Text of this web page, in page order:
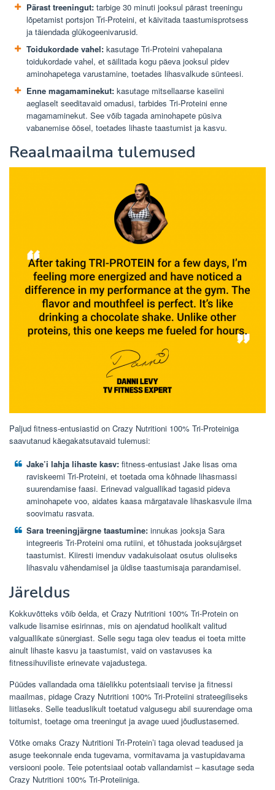
Pärast treeningut: tarbige 30 minuti jooksul pärast treeningu
lõpetamist portsjon Tri-Proteini, et käivitada taastumisprotsess
ja täiendada glükogeenivarusid.
Toidukordade vahel: kasutage Tri-Proteini vahepalana
toidukordade vahel, et säilitada kogu päeva jooksul pidev
aminohapetega varustamine, toetades lihasvalkude sünteesi.
Enne magamaminekut: kasutage mitsellaarse kaseiini
aeglaselt seeditavaid omadusi, tarbides Tri-Proteini enne
magamaminekut. See võib tagada aminohapete püsiva
vabanemise öösel, toetades lihaste taastumist ja kasvu.
Reaalmaailma tulemused
Paljud fitness-entusiastid on Crazy Nutritioni 100% Tri-Proteiniga
saavutanud käegakatsutavaid tulemusi:
Jake’i lahja lihaste kasv: fitness-entusiast Jake lisas oma
raviskeemi Tri-Proteini, et toetada oma kõhnade lihasmassi
suurendamise faasi. Erinevad valguallikad tagasid pideva
aminohapete voo, aidates kaasa märgatavale lihaskasvule ilma
soovimatu rasvata.
Sara treeningjärgne taastumine: innukas jooksja Sara
integreeris Tri-Proteini oma rutiini, et tõhustada jooksujärgset
taastumist. Kiiresti imenduv vadakuisolaat osutus oluliseks
lihasvalu vähendamisel ja üldise taastumisaja parandamisel.
Järeldus
Kokkuvõtteks võib öelda, et Crazy Nutritioni 100% Tri-Protein on
valkude lisamise esirinnas, mis on ajendatud hoolikalt valitud
valguallikate sünergiast. Selle segu taga olev teadus ei toeta mitte
ainult lihaste kasvu ja taastumist, vaid on vastavuses ka
fitnessihuviliste erinevate vajadustega.
Püüdes vallandada oma täielikku potentsiaali tervise ja fitnessi
maailmas, pidage Crazy Nutritioni 100% Tri-Proteiini strateegiliseks
liitlaseks. Selle teaduslikult toetatud valgusegu abil suurendage oma
toitumist, toetage oma treeningut ja avage uued jõudlustasemed.
Võtke omaks Crazy Nutritioni Tri-Protein’i taga olevad teadused ja
asuge teekonnale enda tugevama, vormitavama ja vastupidavama
versiooni poole. Teie potentsiaal ootab vallandamist – kasutage seda
Crazy Nutritioni 100% Tri-Proteiiniga.